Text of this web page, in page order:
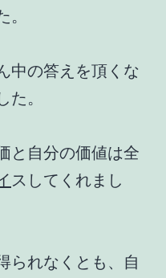
。
中の答えを頂くな
た。
と自分の価値は全
スしてくれまし
られなくとも、自